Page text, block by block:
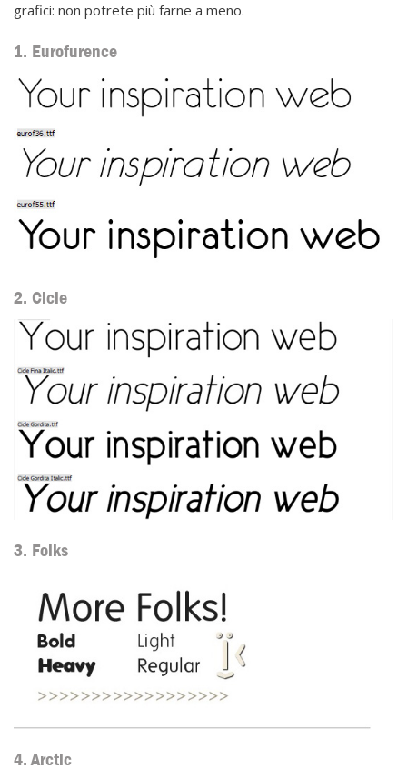
grafici: non potrete più farne a meno.
1. Eurofurence
2. Cicle
3. Folks
4. Arctic